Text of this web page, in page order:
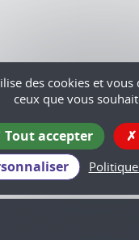
des cookies et
ceux que vous
Tout accepter